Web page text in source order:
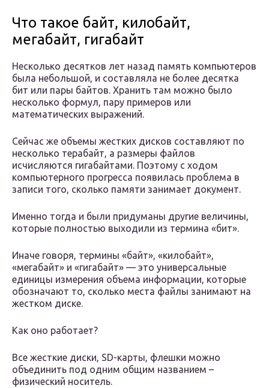
Что такое байт, килобайт,
мегабайт, гигабайт
Несколько десятков лет назад память компьютеров
была небольшой, и составляла не более десятка
бит или пары байтов. Хранить там можно было
несколько формул, пару примеров или
математических выражений.
Сейчас же объемы жестких дисков составляют по
несколько терабайт, а размеры файлов
исчисляются гигабайтами. Поэтому с ходом
компьютерного прогресса появилась проблема в
записи того, сколько памяти занимает документ.
Именно тогда и были придуманы другие величины,
которые полностью выходили из термина «бит».
Иначе говоря, термины «байт», «килобайт»,
«мегабайт» и «гигабайт» — это универсальные
единицы измерения объема информации, которые
обозначают то, сколько места файлы занимают на
жестком диске.
Как оно работает?
Все жесткие диски, SD-карты, флешки можно
объединить под одним общим названием –
физический носитель.